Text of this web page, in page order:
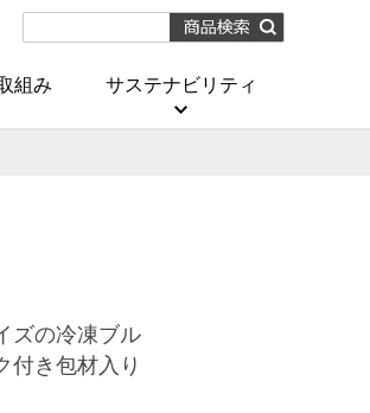
組み サステナビリティ
ズの冷凍ブル
付き包材入り